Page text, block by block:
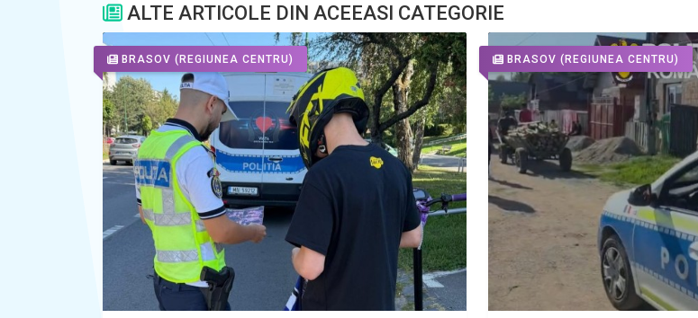
ALTE ARTICOLE DIN ACEEASI CATEGORIE
BRASOV (REGIUNEA CENTRU) BRASOV (REGIUNEA CENTRU)